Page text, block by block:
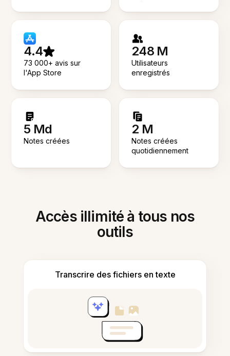
4.4
73 000+ avis sur
l'App Store
248 M
Utilisateurs
enregistrés
5 Md
Notes créées
2 M
Notes créées
quotidiennement
Accès illimité à tous nos
outils
Transcrire des fichiers en texte